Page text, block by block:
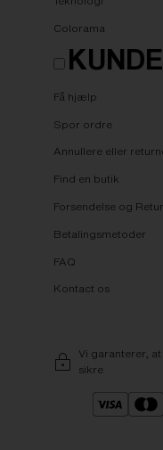
Colorama
Få hjælp
Spor ordre
Annullere eller
Find en butik
Forsendelse og
Betalingsmetoder
FAQ
Kontact os
Vi garanterer,
sikre